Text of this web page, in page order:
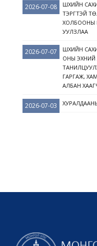
2026-07-08
ШҮҮХИЙН
ХОЛБООНЫ
УУЛЗЛАА
2026-07-07
ШҮҮХИЙН
ОНЫ ЭХНИЙ
ГАРГАЖ,
АЛБАН
2026-07-03